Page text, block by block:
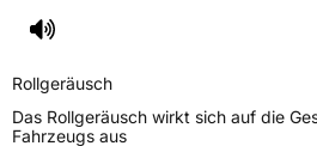
Rollgeräusch
Das Rollgeräusch wirkt sich auf die
Fahrzeugs aus